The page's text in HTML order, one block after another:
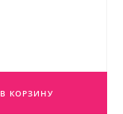
В КОРЗИНУ